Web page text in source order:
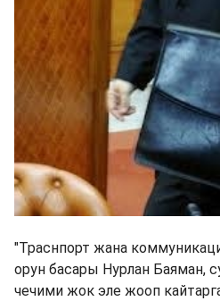
"Траснпорт жана
орун басары Нурлан Баяман,
чечими жок эле жооп